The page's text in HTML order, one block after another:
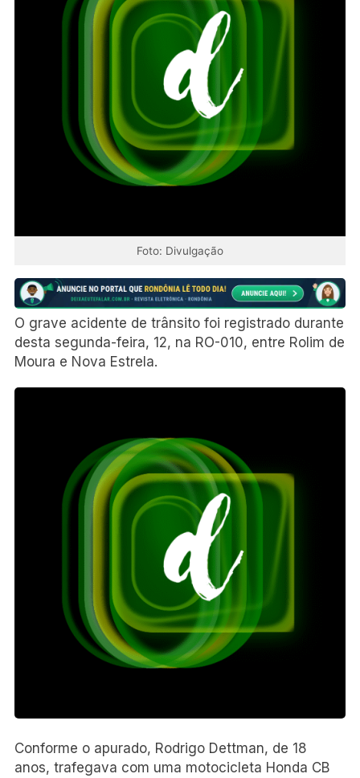
Foto: Divulgação
O grave acidente de trânsito foi registrado durante
desta segunda-feira, 12, na RO-010, entre Rolim de
Moura e Nova Estrela.
Conforme o apurado, Rodrigo Dettman, de 18
anos, trafegava com uma motocicleta Honda CB